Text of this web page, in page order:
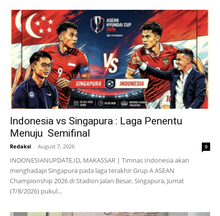
Indonesia vs Singapura : Laga Penentu
Menuju Semifinal
Redaksi - August 7, 2026 0
INDONESIANUPDATE.ID, MAKASSAR | Timnas Indonesia akan
menghadapi Singapura pada laga terakhir Grup A ASEAN
Championship 2026 di Stadion Jalan Besar, Singapura, Jumat
(7/8/2026) pukul...